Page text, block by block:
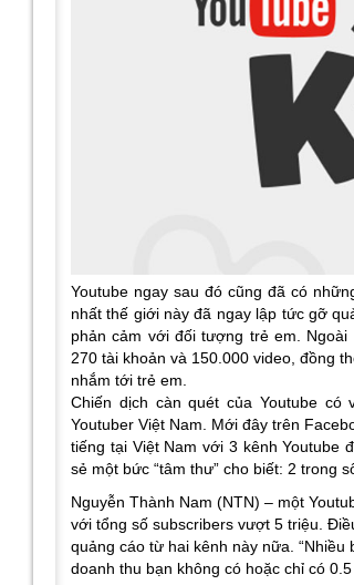
Youtube ngay sau đó cũng đã có
nhất thế giới này đã ngay lập tức gỡ
phản cảm với đối tượng trẻ em.
270 tài khoản và 150.000 video, đồng
nhắm tới trẻ em.
Chiến dịch càn quét của Youtube
Youtuber Việt Nam. Mới đây trên
tiếng tại Việt Nam với 3 kênh Youtube
sẻ một bức “tâm thư” cho biết: 2 trong
Nguyễn Thành Nam (NTN) – một
với tổng số subscribers vượt 5 triệu.
quảng cáo từ hai kênh này nữa. “Nhiều
doanh thu bạn không có hoặc chỉ có 0.5